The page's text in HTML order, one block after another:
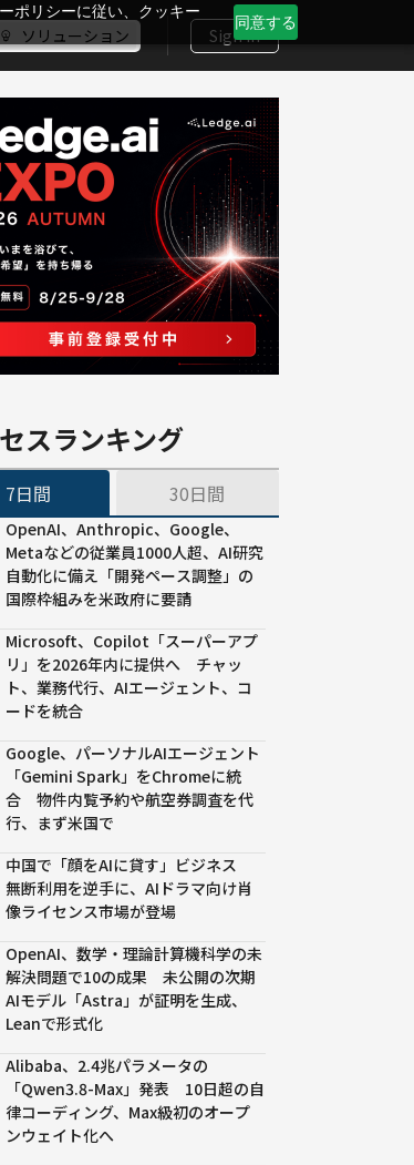
ポリシーに従い、クッキー
同意する
ソリューション Sign In
スランキング
7日間 30日間
OpenAI、Anthropic、Google、
Metaなどの従業員1000人超、AI研究
自動化に備え「開発ペース調整」の
国際枠組みを米政府に要請
Microsoft、Copilot「スーパーアプ
リ」を2026年内に提供へ チャッ
ト、業務代行、AIエージェント、コ
ードを統合
Google、パーソナルAIエージェント
「Gemini Spark」をChromeに統
合 物件内覧予約や航空券調査を代
行、まず米国で
中国で「顔をAIに貸す」ビジネス
無断利用を逆手に、AIドラマ向け肖
像ライセンス市場が登場
OpenAI、数学・理論計算機科学の未
解決問題で10の成果 未公開の次期
AIモデル「Astra」が証明を生成、
Leanで形式化
Alibaba、2.4兆パラメータの
「Qwen3.8-Max」発表 10日超の自
律コーディング、Max級初のオープ
ンウェイト化へ